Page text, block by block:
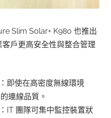
Slim Solar+ K980 也推出
戶更高安全性與整合管理
即使在高密度無線環境
連線品質。
IT 團隊可集中監控裝置狀